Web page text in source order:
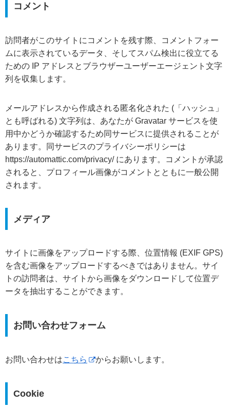
コメント
訪問者がこのサイトにコメントを残す際、コメントフォー
ムに表示されているデータ、そしてスパム検出に役立てる
ための IP アドレスとブラウザーユーザーエージェント文字
列を収集します。
メールアドレスから作成される匿名化された (「ハッシュ」
とも呼ばれる) 文字列は、あなたが Gravatar サービスを使
用中かどうか確認するため同サービスに提供されることが
あります。同サービスのプライバシーポリシーは
https://automattic.com/privacy/ にあります。コメントが承認
されると、プロフィール画像がコメントとともに一般公開
されます。
メディア
サイトに画像をアップロードする際、位置情報 (EXIF GPS)
を含む画像をアップロードするべきではありません。サイ
トの訪問者は、サイトから画像をダウンロードして位置デ
ータを抽出することができます。
お問い合わせフォーム
お問い合わせはこちら からお願いします。
Cookie